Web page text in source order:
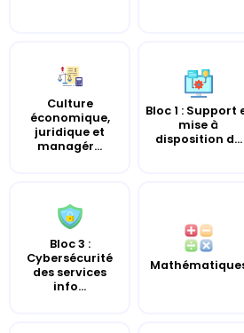
Culture
économique,
juridique et
managér...
Bloc 1 : Support
mise à
disposition d...
Bloc 3 :
Cybersécurité
des services
info...